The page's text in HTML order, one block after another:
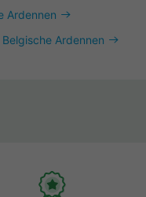
Ardennen
Ardennen